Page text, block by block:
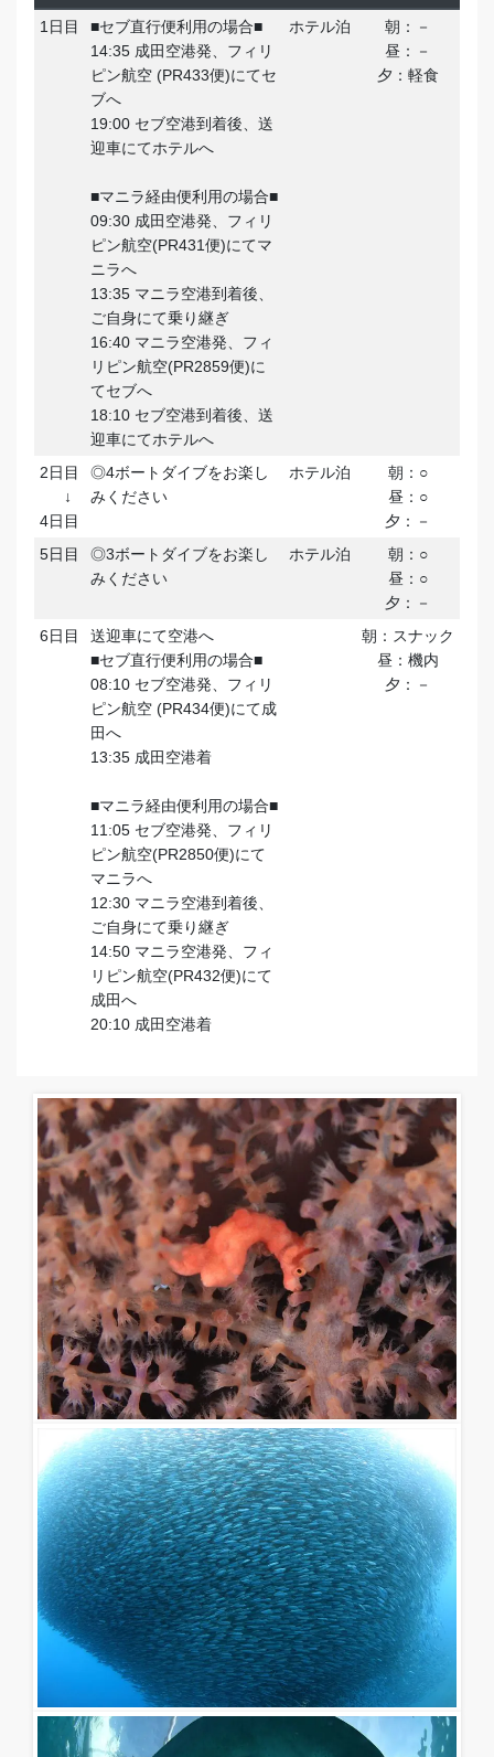
1日目
■セブ直行便利用の場合■
14:35 成田空港発、フィリ
ピン航空 (PR433便)にてセ
ブへ
19:00 セブ空港到着後、送
迎車にてホテルへ
■マニラ経由便利用の場合■
09:30 成田空港発、フィリ
ピン航空(PR431便)にてマ
ニラへ
13:35 マニラ空港到着後、
ご自身にて乗り継ぎ
16:40 マニラ空港発、フィ
リピン航空(PR2859便)に
てセブへ
18:10 セブ空港到着後、送
迎車にてホテルへ
ホテル泊
朝：－
昼：－
夕：軽食
2日目
↓
4日目
◎4ボートダイブをお楽し
みください
ホテル泊
朝：○
昼：○
夕：－
5日目
◎3ボートダイブをお楽し
みください
ホテル泊
朝：○
昼：○
夕：－
6日目
送迎車にて空港へ
■セブ直行便利用の場合■
08:10 セブ空港発、フィリ
ピン航空 (PR434便)にて成
田へ
13:35 成田空港着
■マニラ経由便利用の場合■
11:05 セブ空港発、フィリ
ピン航空(PR2850便)にて
マニラへ
12:30 マニラ空港到着後、
ご自身にて乗り継ぎ
14:50 マニラ空港発、フィ
リピン航空(PR432便)にて
成田へ
20:10 成田空港着
朝：スナック
昼：機内
夕：－